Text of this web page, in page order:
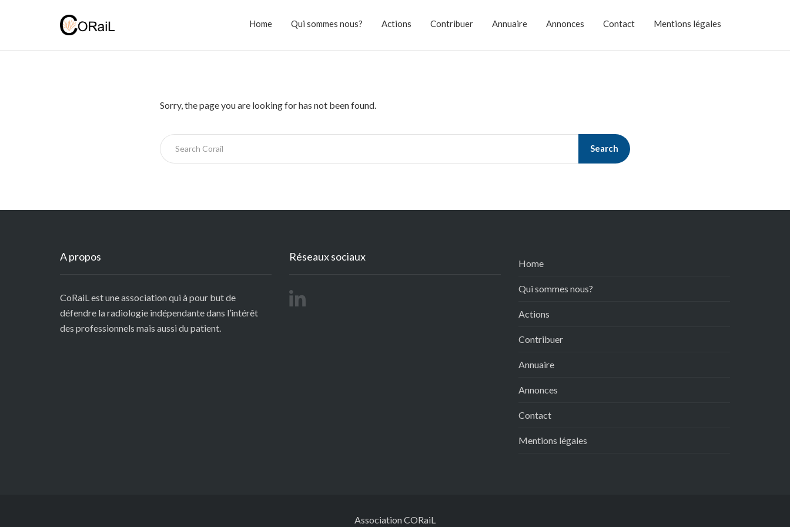
Home Qui sommes nous? Actions Contribuer Annuaire Annonces Contact Mentions légales
Sorry, the page you are looking for has not been found.
Search
A propos
CoRaiL est une association qui à pour but de
défendre la radiologie indépendante dans l’intérêt
des professionnels mais aussi du patient.
Réseaux sociaux
Home
Qui sommes nous?
Actions
Contribuer
Annuaire
Annonces
Contact
Mentions légales
Association CORaiL